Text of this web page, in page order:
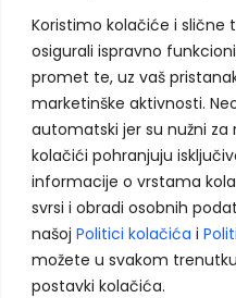
Koristimo kolačiće i slične
osigurali ispravno
promet te, uz vaš
marketinške aktivnosti.
automatski jer su nužni za
kolačići pohranjuju
informacije o vrstama
svrsi i obradi osobnih
našoj Politici kolačića i
možete u svakom
postavki kolačića.
jedinu privatnu školsku
Ministarstva obrazovanja,
Zapratite nas na društvenim
Kontakt - Tešanj
Bobare 56,
74264 Jelah, BiH